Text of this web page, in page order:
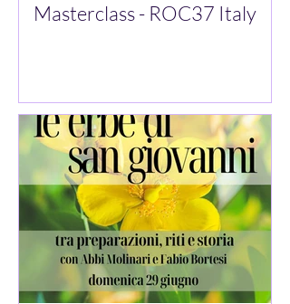
Masterclass - ROC37 Italy